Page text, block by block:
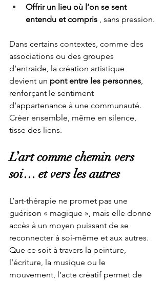
Offrir un lieu où l’on se sent
entendu et compris
, sans pression.
Dans certains contextes, comme des
associations ou des groupes
d’entraide, la création artistique
devient un pont entre les personnes
renforçant le sentiment
d’appartenance à une communauté.
Créer ensemble, même en silence,
tisse des liens.
L’art comme chemin vers
soi… et vers les autres
L’art-thérapie ne promet pas une
guérison « magique », mais elle donne
accès à un moyen puissant de se
reconnecter à soi-même et aux autres.
Que ce soit à travers la peinture,
l’écriture, la musique ou le
mouvement, l’acte créatif permet de